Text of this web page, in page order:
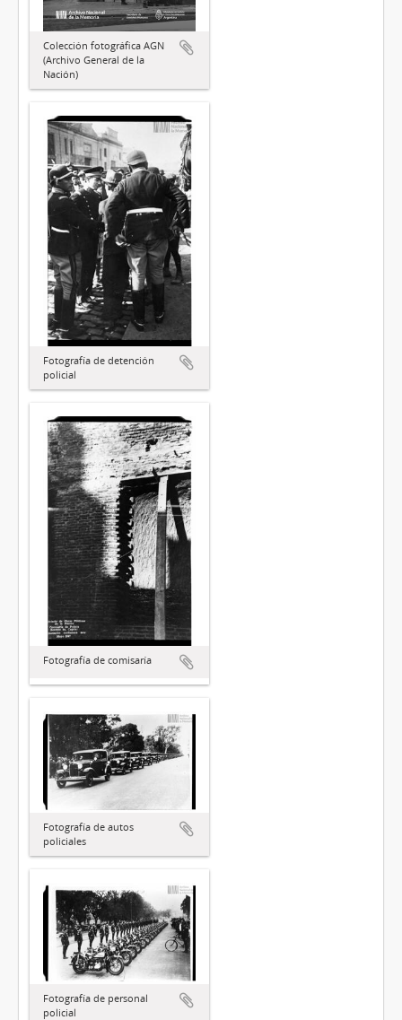
Colección fotográfica AGN
(Archivo General de la
Nación)
Fotografía de detención
policial
Fotografía de comisaría
Fotografía de autos
policiales
Fotografía de personal
policial